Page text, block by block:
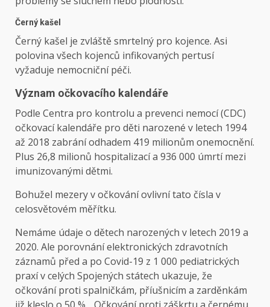
Černý kašel
Černý kašel je zvláště smrtelný pro kojence. Asi
polovina všech kojenců infikovaných pertusí
vyžaduje nemocniční péči.
Význam očkovacího kalendáře
Podle Centra pro kontrolu a prevenci nemocí (CDC)
očkovací kalendáře pro děti narozené v letech 1994
až 2018 zabrání odhadem 419 milionům onemocnění.
Plus 26,8 milionů hospitalizací a 936 000 úmrtí mezi
imunizovanými dětmi.
Bohužel mezery v očkování ovlivní tato čísla v
celosvětovém měřítku.
Nemáme údaje o dětech narozených v letech 2019 a
2020. Ale porovnání elektronických zdravotních
záznamů před a po Covid-19 z 1 000 pediatrických
praxí v celých Spojených státech ukazuje, že
očkování proti spalničkám, příušnicím a zarděnkám